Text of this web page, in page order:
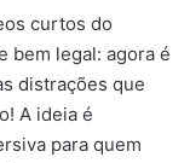
curtos do
bem legal: agora é
distrações que
A ideia é
para quem